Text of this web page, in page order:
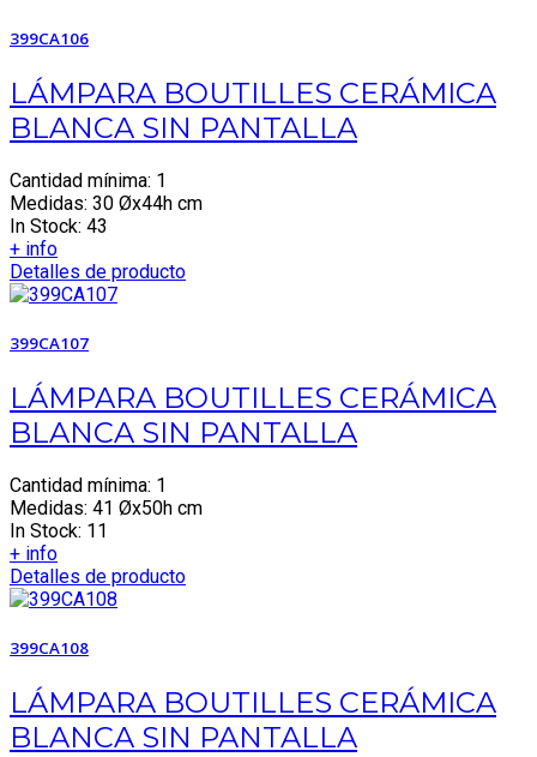
399CA106
LÁMPARA BOUTILLES CERÁMICA
BLANCA SIN PANTALLA
Cantidad mínima: 1
Medidas: 30 Øx44h cm
In Stock: 43
+ info
Detalles de producto
399CA107
LÁMPARA BOUTILLES CERÁMICA
BLANCA SIN PANTALLA
Cantidad mínima: 1
Medidas: 41 Øx50h cm
In Stock: 11
+ info
Detalles de producto
399CA108
LÁMPARA BOUTILLES CERÁMICA
BLANCA SIN PANTALLA